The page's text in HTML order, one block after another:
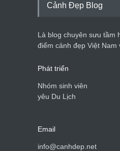
du lịch
Cảnh đẹp
Cảnh Đẹp Blog
Là blog chuyên sưu tầm
điểm cảnh đẹp Việt Nam
Phát triển
Nhóm sinh viên
yêu Du Lịch
Email
info@canhdep.net